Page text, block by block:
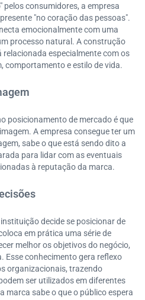
pelos consumidores, a empresa
"no coração das pessoas".
emocionalmente com uma
processo natural. A construção
especialmente com os
comportamento e estilo de vida.
posicionamento de mercado é que
A empresa consegue ter um
sabe o que está sendo dito a
para lidar com as eventuais
à reputação da marca.
decide se posicionar de
em prática uma série de
melhor os objetivos do negócio,
Esse conhecimento gera reflexo
organizacionais, trazendo
ser utilizados em diferentes
marca sabe o que o público espera